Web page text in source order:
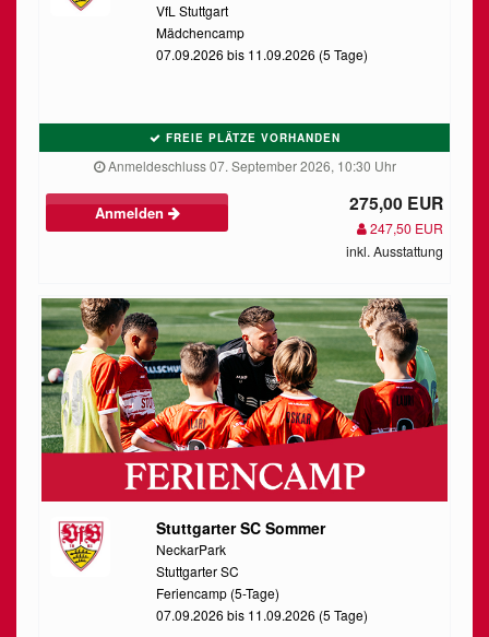
VfL Stuttgart
Mädchencamp
07.09.2026 bis 11.09.2026 (5 Tage)
FREIE PLÄTZE VORHANDEN
Anmeldeschluss 07. September 2026, 10:30 Uhr
Anmelden 275,00 EUR
247,50 EUR
inkl. Ausstattung
Stuttgarter SC Sommer
NeckarPark
Stuttgarter SC
Feriencamp (5-Tage)
07.09.2026 bis 11.09.2026 (5 Tage)